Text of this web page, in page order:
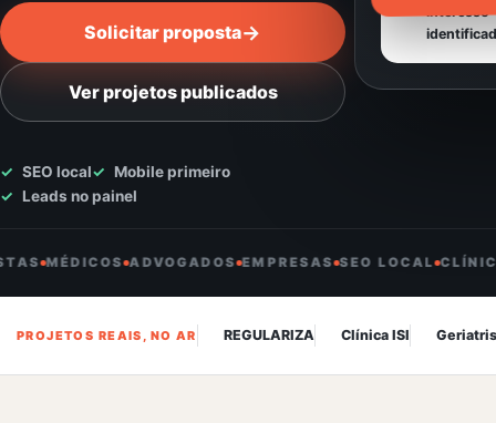
Solicitar proposta→
Ver projetos publicados
✓ SEO local✓ Mobile primeiro
✓ Leads no painel
interesse
MÉDICOS ADVOGADOS EMPRESAS SEO LOCAL
PROJETOS REAIS, NO AR REGULARIZA Clínica ISI Geriatris